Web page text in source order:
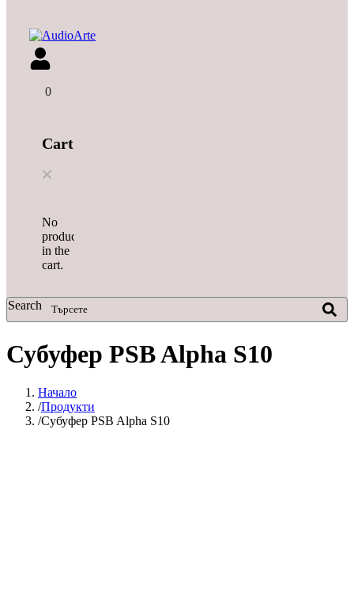
0
Cart
No
products
in the
cart.
Search
Субуфер PSB Alpha S10
Начало
Продукти
Субуфер PSB Alpha S10